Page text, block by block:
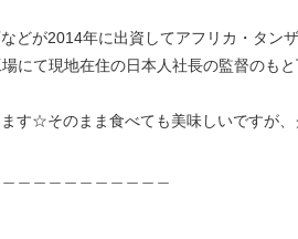
どが2014年に出資してアフリカ・タン
にて現地在住の日本人社長の監督のもと
す☆そのまま食べても美味しいですが